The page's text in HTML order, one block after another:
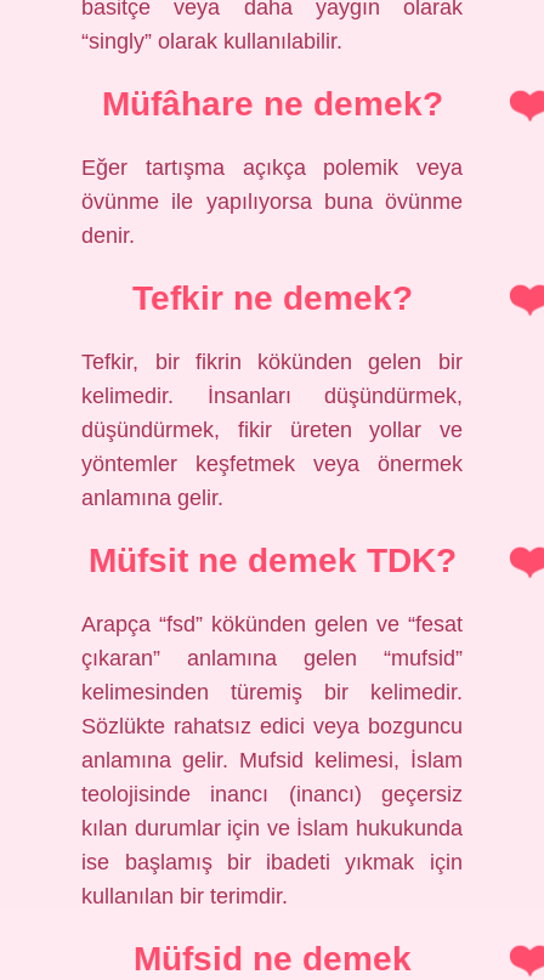
basitçe veya daha yaygın olarak
“singly” olarak kullanılabilir.
Müfâhare ne demek?
Eğer tartışma açıkça polemik veya
övünme ile yapılıyorsa buna övünme
denir.
Tefkir ne demek?
Tefkir, bir fikrin kökünden gelen bir
kelimedir. İnsanları düşündürmek,
düşündürmek, fikir üreten yollar ve
yöntemler keşfetmek veya önermek
anlamına gelir.
Müfsit ne demek TDK?
Arapça “fsd” kökünden gelen ve “fesat
çıkaran” anlamına gelen “mufsid”
kelimesinden türemiş bir kelimedir.
Sözlükte rahatsız edici veya bozguncu
anlamına gelir. Mufsid kelimesi, İslam
teolojisinde inancı (inancı) geçersiz
kılan durumlar için ve İslam hukukunda
ise başlamış bir ibadeti yıkmak için
kullanılan bir terimdir.
Müfsid ne demek